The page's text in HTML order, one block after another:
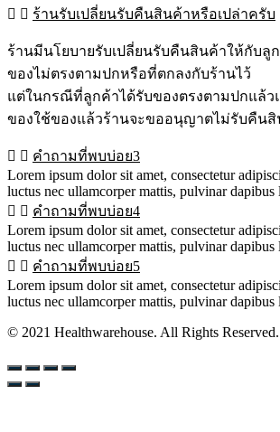
ร้านรับเปลี่ยนรับคืนสินค้าหรือเปล่าครับ
ร้านมีนโยบายรับเปลี่ยนรับคืนสินค้าให้กับลู
ของไม่ตรงตามปกหรือที่ตกลงกับร้านไว้
แต่ในกรณีที่ลูกค้าได้รับของตรงตามปกแล้ว
ของใช้ของแล้วร้านจะขออนุญาตไม่รับคืน
คำถามที่พบบ่อย3
Lorem ipsum dolor sit amet, consectetur
luctus nec ullamcorper mattis, pulvinar dapibus
คำถามที่พบบ่อย4
Lorem ipsum dolor sit amet, consectetur
luctus nec ullamcorper mattis, pulvinar dapibus
คำถามที่พบบ่อย5
Lorem ipsum dolor sit amet, consectetur
luctus nec ullamcorper mattis, pulvinar dapibus
© 2021 Healthwarehouse. All Rights Reserved.